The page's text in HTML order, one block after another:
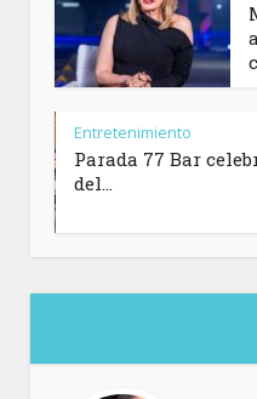
Entretenimiento
Parada 77 Bar
del...